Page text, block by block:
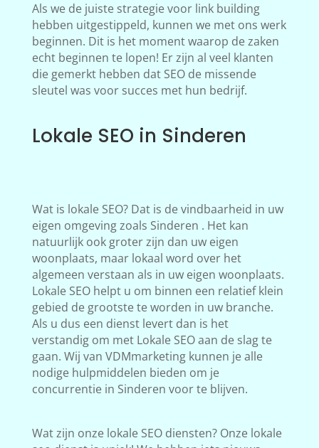
Als we de juiste strategie voor link building
hebben uitgestippeld, kunnen we met ons werk
beginnen. Dit is het moment waarop de zaken
echt beginnen te lopen! Er zijn al veel klanten
die gemerkt hebben dat SEO de missende
sleutel was voor succes met hun bedrijf.
Lokale SEO in Sinderen
Wat is lokale SEO? Dat is de vindbaarheid in uw
eigen omgeving zoals Sinderen . Het kan
natuurlijk ook groter zijn dan uw eigen
woonplaats, maar lokaal word over het
algemeen verstaan als in uw eigen woonplaats.
Lokale SEO helpt u om binnen een relatief klein
gebied de grootste te worden in uw branche.
Als u dus een dienst levert dan is het
verstandig om met Lokale SEO aan de slag te
gaan. Wij van VDMmarketing kunnen je alle
nodige hulpmiddelen bieden om je
concurrentie in Sinderen voor te blijven.
Wat zijn onze lokale SEO diensten? Onze lokale